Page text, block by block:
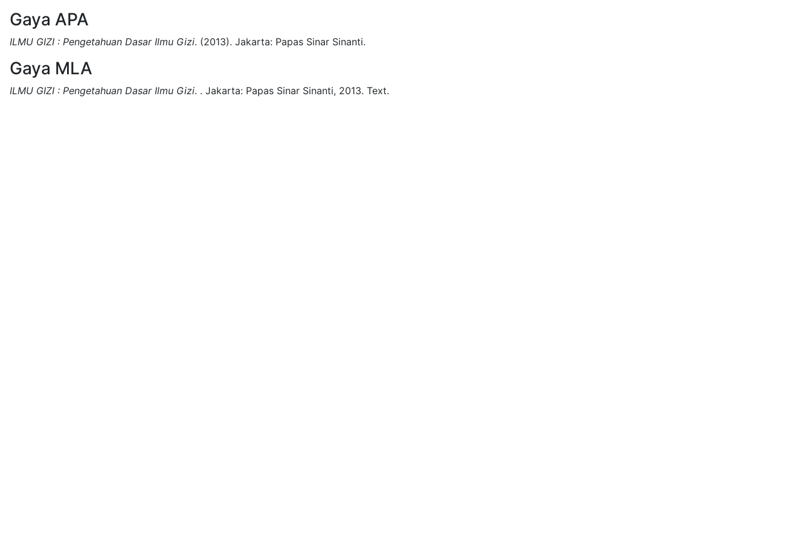
Gaya APA
ILMU GIZI : Pengetahuan Dasar Ilmu Gizi. (2013). Jakarta: Papas Sinar Sinanti.
Gaya MLA
ILMU GIZI : Pengetahuan Dasar Ilmu Gizi. . Jakarta: Papas Sinar Sinanti, 2013. Text.